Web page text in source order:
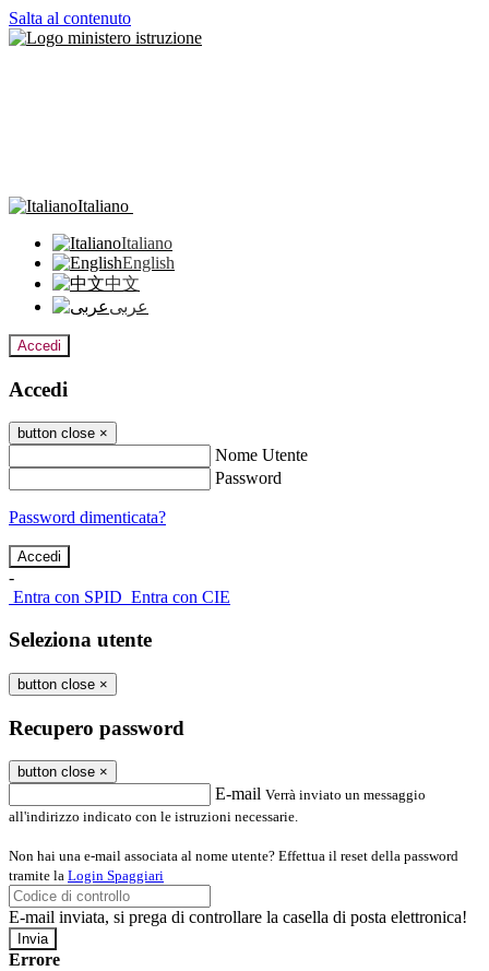
Salta al contenuto
Italiano
Italiano
English
中文
عربى
Accedi
Accedi
button close ×
Nome Utente
Password
Password dimenticata?
-
Entra con SPID Entra con CIE
Seleziona utente
button close ×
Recupero password
button close ×
E-mail Verrà inviato un messaggio
all'indirizzo indicato con le istruzioni necessarie.
Non hai una e-mail associata al nome utente? Effettua il reset della password
tramite la Login Spaggiari
E-mail inviata, si prega di controllare la casella di posta elettronica!
Errore